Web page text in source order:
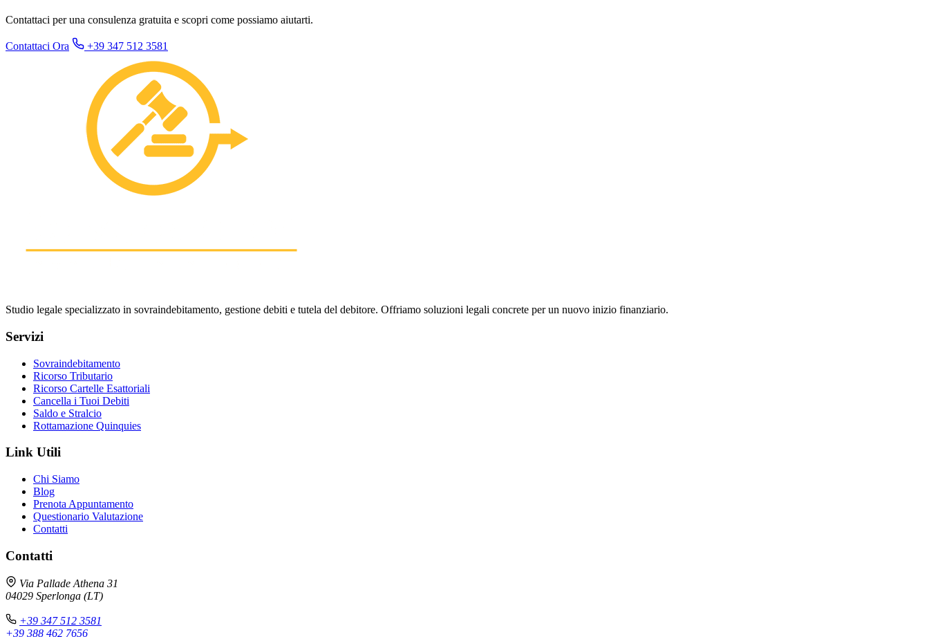
Contattaci per una consulenza gratuita e scopri come possiamo aiutarti.
Contattaci Ora +39 347 512 3581
Studio legale specializzato in sovraindebitamento, gestione debiti e tutela del debitore. Offriamo soluzioni legali concrete per un nuovo inizio finanziario.
Servizi
Sovraindebitamento
Ricorso Tributario
Ricorso Cartelle Esattoriali
Cancella i Tuoi Debiti
Saldo e Stralcio
Rottamazione Quinquies
Link Utili
Chi Siamo
Blog
Prenota Appuntamento
Questionario Valutazione
Contatti
Contatti
Via Pallade Athena 31
04029 Sperlonga (LT)
+39 347 512 3581
+39 388 462 7656